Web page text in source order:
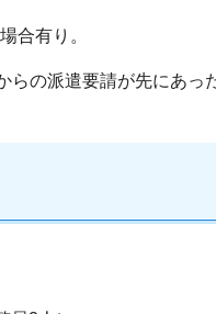
合有り。
らの派遣要請が先にあっ